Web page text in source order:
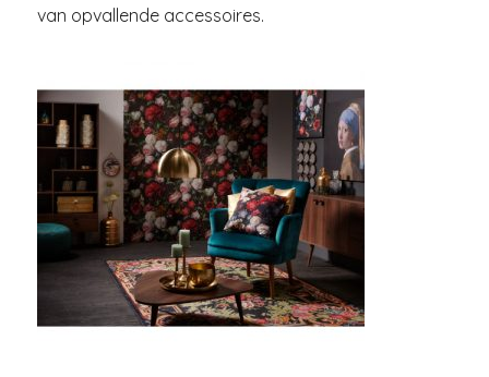
van opvallende accessoires.